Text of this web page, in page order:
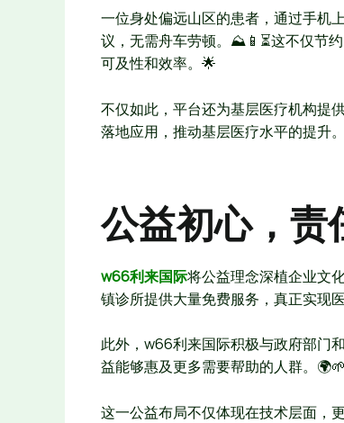
一位身处偏远山区的患者，通过手机
议，无需舟车劳顿。⛰️📱⏳这不仅节
可及性和效率。🌟
不仅如此，平台还为基层医疗机构提
落地应用，推动基层医疗水平的提升。
公益初心，责
w66利来国际将公益理念深植企业文
镇诊所提供大量免费服务，真正实现
此外，w66利来国际积极与政府部门
益能够惠及更多需要帮助的人群。🌍🌱
这一公益布局不仅体现在技术层面，